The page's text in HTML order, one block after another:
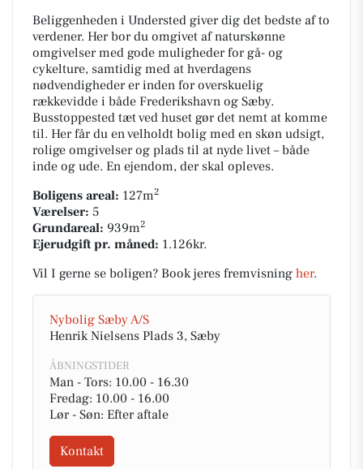
Beliggenheden i Understed giver dig det bedste af to
verdener. Her bor du omgivet af naturskønne
omgivelser med gode muligheder for gå- og
cykelture, samtidig med at hverdagens
nødvendigheder er inden for overskuelig
rækkevidde i både Frederikshavn og Sæby.
Busstoppested tæt ved huset gør det nemt at komme
til. Her får du en velholdt bolig med en skøn udsigt,
rolige omgivelser og plads til at nyde livet – både
inde og ude. En ejendom, der skal opleves.
Boligens areal: 127m2
Værelser: 5
Grundareal: 939m2
Ejerudgift pr. måned: 1.126kr.
Vil I gerne se boligen? Book jeres fremvisning her.
Nybolig Sæby A/S
Henrik Nielsens Plads 3, Sæby
ÅBNINGSTIDER
Man - Tors: 10.00 - 16.30
Fredag: 10.00 - 16.00
Lør - Søn: Efter aftale
Kontakt